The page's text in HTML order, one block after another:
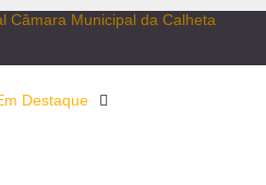
Destaque